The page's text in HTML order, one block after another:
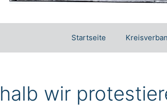
Startseite
wir